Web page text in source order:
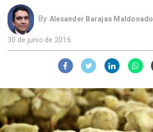
By Alexander Barajas Maldonado
30 de junio de 2016